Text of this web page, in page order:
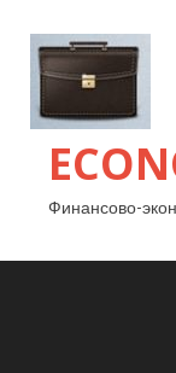
Финансово-